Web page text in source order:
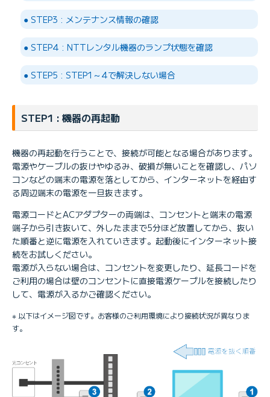
● STEP3 : メンテナンス情報の確認
● STEP4 : NTTレンタル機器のランプ状態を確認
● STEP5 : STEP1～4で解決しない場合
STEP1 : 機器の再起動
機器の再起動を行うことで、接続が可能となる場合があります。
電源やケーブルの抜けやゆるみ、破損が無いことを確認し、パソ
コンなどの端末の電源を落としてから、インターネットを経由す
る周辺端末の電源を一旦抜きます。
電源コードとACアダプターの両端は、コンセントと端末の電源
端子から引き抜いて、外したままで5分ほど放置してから、抜い
た順番と逆に電源を入れていきます。起動後にインターネット接
続をお試しください。
電源が入らない場合は、コンセントを変更したり、延長コードを
ご利用の場合は壁のコンセントに直接電源ケーブルを接続したり
して、電源が入るかご確認ください。
※ 以下はイメージ図です。お客様のご利用環境により接続状況が異なりま
す。